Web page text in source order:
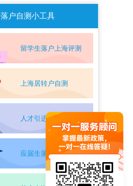
落户自测小工具
留学生落户上海评测
上海居转户自测
人才引进落户评测
应届生落户上海自测